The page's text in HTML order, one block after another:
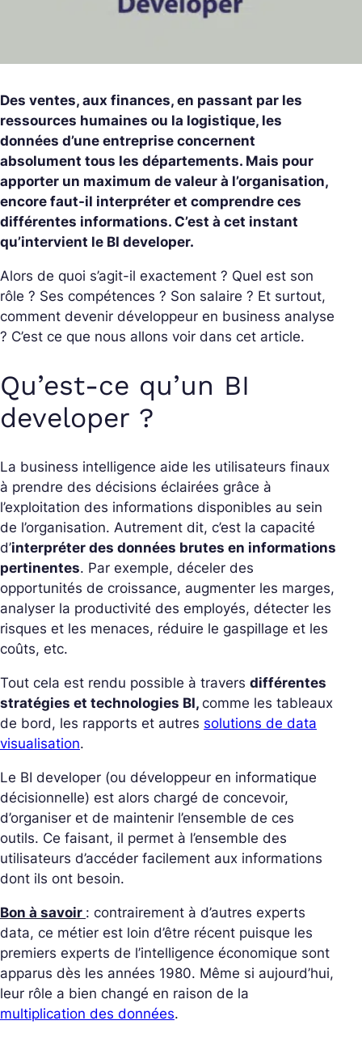
Des ventes, aux finances, en passant par les
ressources humaines ou la logistique, les
données d’une entreprise concernent
absolument tous les départements. Mais pour
apporter un maximum de valeur à l’organisation,
encore faut-il interpréter et comprendre ces
différentes informations. C’est à cet instant
qu’intervient le BI developer.
Alors de quoi s’agit-il exactement ? Quel est son
rôle ? Ses compétences ? Son salaire ? Et surtout,
comment devenir développeur en business analyse
? C’est ce que nous allons voir dans cet article.
Qu’est-ce qu’un BI
developer ?
La business intelligence aide les utilisateurs finaux
à prendre des décisions éclairées grâce à
l’exploitation des informations disponibles au sein
de l’organisation. Autrement dit, c’est la capacité
d’interpréter des données brutes en informations
pertinentes. Par exemple, déceler des
opportunités de croissance, augmenter les marges,
analyser la productivité des employés, détecter les
risques et les menaces, réduire le gaspillage et les
coûts, etc.
Tout cela est rendu possible à travers différentes
stratégies et technologies BI, comme les tableaux
de bord, les rapports et autres solutions de data
visualisation.
Le BI developer (ou développeur en informatique
décisionnelle) est alors chargé de concevoir,
d’organiser et de maintenir l’ensemble de ces
outils. Ce faisant, il permet à l’ensemble des
utilisateurs d’accéder facilement aux informations
dont ils ont besoin.
Bon à savoir : contrairement à d’autres experts
data, ce métier est loin d’être récent puisque les
premiers experts de l’intelligence économique sont
apparus dès les années 1980. Même si aujourd’hui,
leur rôle a bien changé en raison de la
multiplication des données.